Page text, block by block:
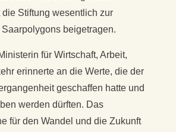
die Stiftung wesentlich zur
beigetragen.
für Wirtschaft, Arbeit,
erinnerte an die Werte, die der
geschaffen hatte und
werden dürften. Das
für den Wandel und die Zukunft